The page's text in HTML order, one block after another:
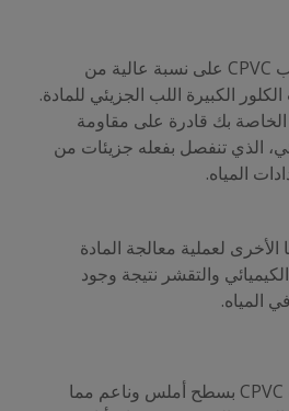
- تحتوي أنابيب CPVC على نسبة عالية من
الكبيرة اللب الجزيئي للمادة.
الخاصة بك قادرة على مقاومة
الذي تنفصل بفعله جزيئات من
المياه.
الأخرى لعملية معالجة المادة
والتقشر نتيجة وجود
المياه.
- تتميز أنابيب CPVC بسطح أملس وناعم مما